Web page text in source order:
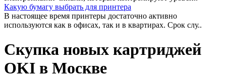
Какую бумагу выбрать для принтера
В настоящее время принтеры достаточно активно
используются как в офисах, так и в квартирах. Срок слу..
Скупка новых картриджей
OKI в Москве